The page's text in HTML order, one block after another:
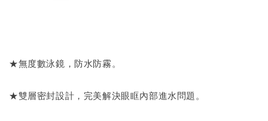
★無度數泳鏡，防水防霧。
★雙層密封設計，完美解決眼眶內部進水問題。